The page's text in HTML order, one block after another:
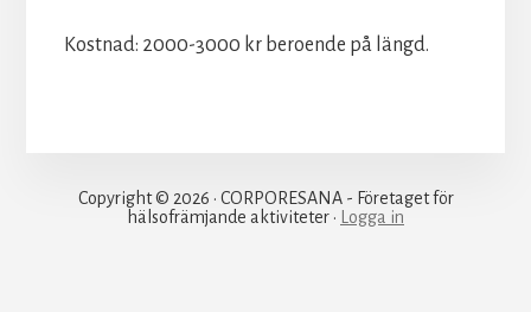
Kostnad: 2000-3000 kr beroende på längd.
Copyright © 2026 · CORPORESANA - Företaget för
hälsofrämjande aktiviteter ·
Logga in